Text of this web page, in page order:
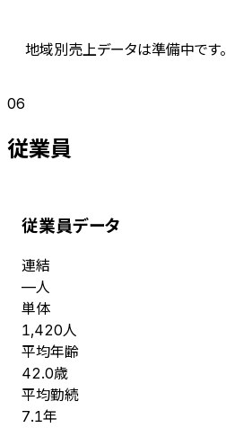
地域別売上データは準備中です。
06
従業員
従業員データ
連結
—人
単体
1,420人
平均年齢
42.0歳
平均勤続
7.1年